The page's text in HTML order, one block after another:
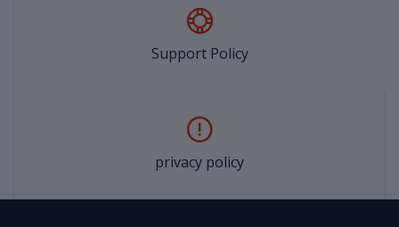
Support Policy
privacy policy